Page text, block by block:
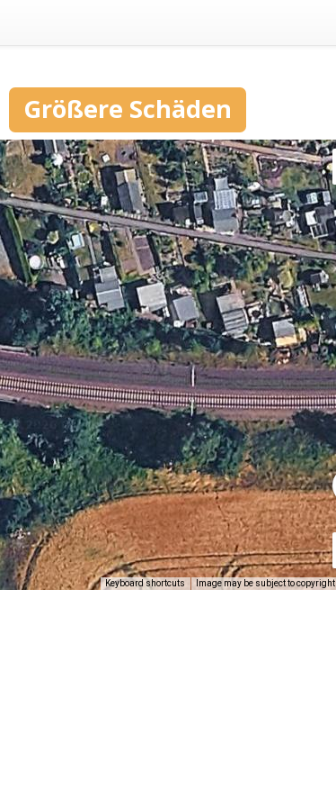
Größere Schäden
Keyboard shortcuts Image may be subject to copyright